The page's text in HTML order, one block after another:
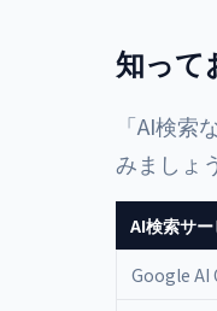
知って
「AI検
みましょう
AI検索サ
Google AI